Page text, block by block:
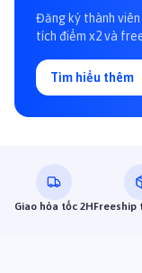
Đăng ký thành
tích điểm x2 và
Tìm hiểu thêm
Giao hỏa tốc 2HFreeship